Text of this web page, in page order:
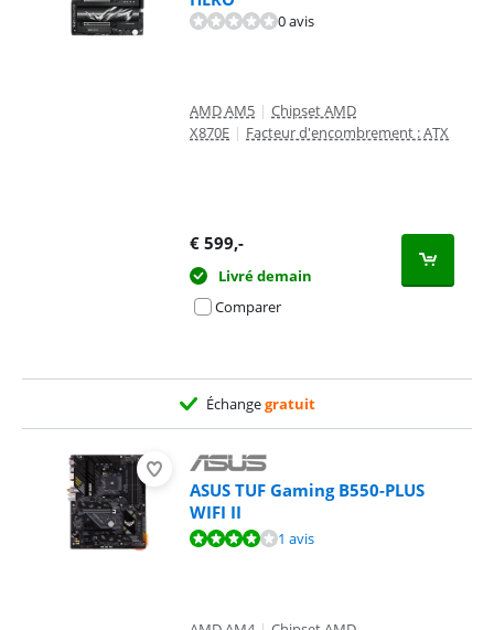
0 avis
AMD AM5 | Chipset AMD
X870E | Facteur d'encombrement : ATX
€ 599,-
Livré demain
Comparer
Échangegratuit
ASUS TUF Gaming B550-PLUS
WIFI II
La note est de 8,0 sur 10, basée sur 1 avis.1 avis